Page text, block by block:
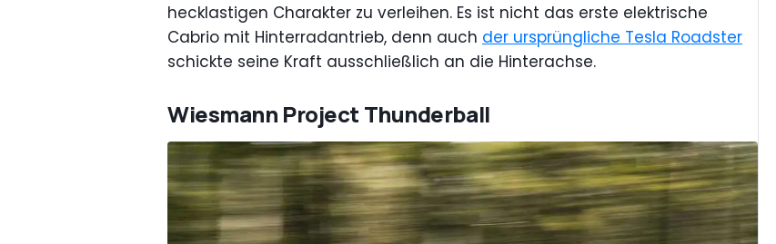
hecklastigen Charakter zu verleihen. Es ist nicht das erste elektrische
Cabrio mit Hinterradantrieb, denn auch der ursprüngliche Tesla Roadster
schickte seine Kraft ausschließlich an die Hinterachse.
Wiesmann Project Thunderball